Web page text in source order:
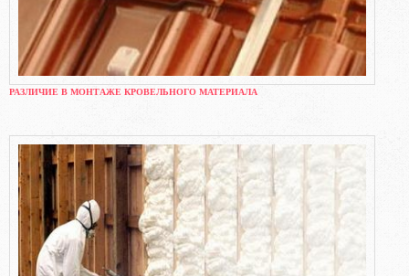
РАЗЛИЧИЕ В МОНТАЖЕ КРОВЕЛЬНОГО МАТЕРИАЛА